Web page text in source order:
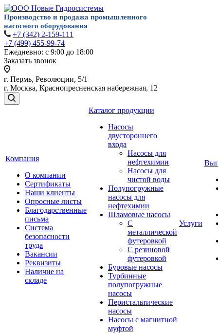
Производство и продажа промышленного
насосного оборудования
+7 (342) 2-159-111
+7 (499) 455-99-74
Ежедневно: с 9:00 до 18:00
Заказать звонок
г. Пермь, Революции, 5/1
г. Москва, Краснопресненская набережная, 12
Компания
О компании
Сертификаты
Наши клиенты
Опросные листы
Благодарственные
письма
Система
безопасности
труда
Вакансии
Реквизиты
Наличие на
складе
Каталог продукции
Насосы
двустороннего
входа
Насосы для
нефтехимии
Насосы для
чистой воды
Полупогружные
насосы для
нефтехимии
Шламовые насосы
С
металлической
футеровкой
С резиновой
футеровкой
Буровые насосы
Турбинные
полупогружные
насосы
Перистальтические
насосы
Насосы с магнитной
муфтой
Услуги